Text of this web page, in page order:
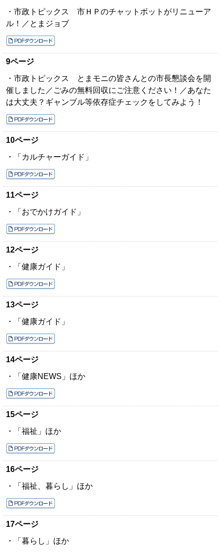
・市政トピックス 市ＨＰのチャットボットがリニューア
ル！／とまジョブ
9ページ
・市政トピックス とまモニの皆さんとの市長懇談会を開
催しました／ごみの無料回収にご注意ください！／あなた
は大丈夫？ギャンブル等依存症チェックをしてみよう！
10ページ
・「カルチャーガイド」
11ページ
・「おでかけガイド」
12ページ
・「健康ガイド」
13ページ
・「健康ガイド」
14ページ
・「健康NEWS」ほか
15ページ
・「福祉」ほか
16ページ
・「福祉、暮らし」ほか
17ページ
・「暮らし」ほか